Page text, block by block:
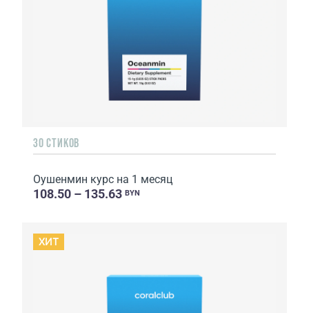
30 СТИКОВ
Оушенмин курс на 1 месяц
108.50 – 135.63 BYN
ХИТ